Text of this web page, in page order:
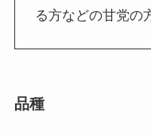
る方などの甘党の
品種